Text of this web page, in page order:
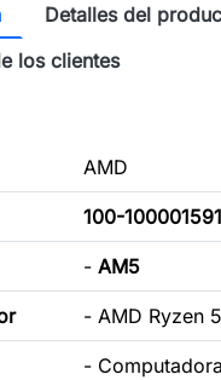
Detalles del
los clientes
AMD
100-
- AM5
- AMD Ryzen
-